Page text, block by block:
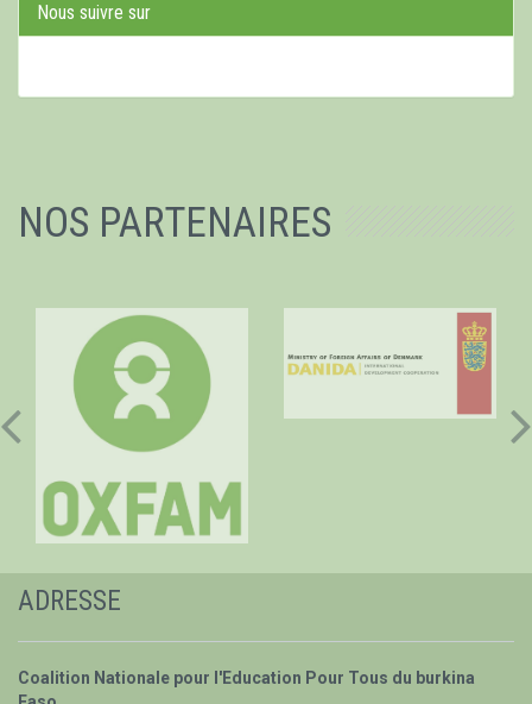
Nous suivre sur
NOS PARTENAIRES
ADRESSE
Coalition Nationale pour l'Education Pour Tous du burkina